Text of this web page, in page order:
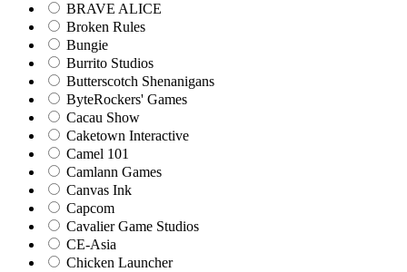
BRAVE ALICE
Broken Rules
Bungie
Burrito Studios
Butterscotch Shenanigans
ByteRockers' Games
Cacau Show
Caketown Interactive
Camel 101
Camlann Games
Canvas Ink
Capcom
Cavalier Game Studios
CE-Asia
Chicken Launcher